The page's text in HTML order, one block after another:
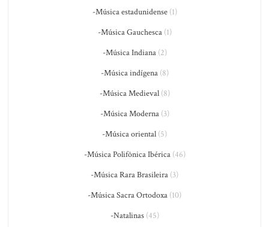
-Música estadunidense(1)
-Música Gauchesca(1)
-Música Indiana(2)
-Música indígena(8)
-Música Medieval(8)
-Música Moderna(3)
-Música oriental (5)
-Música Polifônica Ibérica(46)
-Música Rara Brasileira (3)
-Música Sacra Ortodoxa (10)
-Natalinas(45)